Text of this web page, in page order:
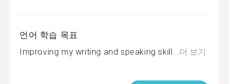
언어 학습 목표
Improving my writing and speaking skill... 더 보기